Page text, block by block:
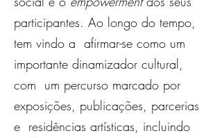
participantes. Ao longo do tempo,
tem vindo a afirmar-se como um
importante dinamizador cultural,
com um percurso marcado por
exposições, publicações, parcerias
e residências artísticas, incluindo